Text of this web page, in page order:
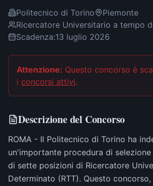
Politecnico di Torino
Piemonte
Ricercatore Universitario a tempo
Scadenza:13 luglio 2026
Attenzione: Questo concorso è
i concorsi attivi.
Descrizione del Concorso
ROMA - Il Politecnico di Torino ha
un'importante procedura di
di sette posizioni di Ricercatore
Determinato (RTT). Questo